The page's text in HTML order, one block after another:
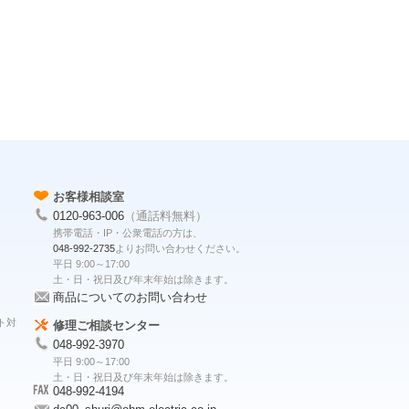
対
お客様相談室
0120-963-006 （通話料無料）
携帯電話・IP・公衆電話の方は、
048-992-2735よりお問い合わせください。
平日 9:00～17:00
土・日・祝日及び年末年始は除きます。
商品についてのお問い合わせ
修理ご相談センター
048-992-3970
平日 9:00～17:00
土・日・祝日及び年末年始は除きます。
048-992-4194